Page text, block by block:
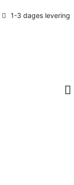
1-3 dages levering